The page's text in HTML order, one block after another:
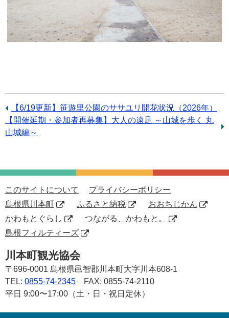
前
の
記
【6/19更新】笹遊里公園のササユリ開花状況（2026年）
次
の
【開催延期・参加者再募集】大人の遠足 ～山城を歩く 丸
山城編～
このサイトについて
プライバシーポリシー
島根県川本町
ふるさと納税
おおちじかん
かわもとぐらし
つながる、かわもと。
島根フィルティーズ
川本町観光協会
〒696-0001 島根県邑智郡川本町大字川本608-1
TEL: 0855-74-2345
FAX: 0855-74-2110
平日 9:00〜17:00（土・日・祝日定休）